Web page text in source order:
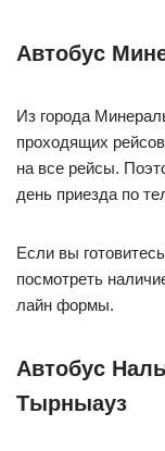
Автобус
Из города
проходящих
на все рейсы.
день приезда по
Если вы
посмотреть
лайн формы.
Автобус
Тырныауз